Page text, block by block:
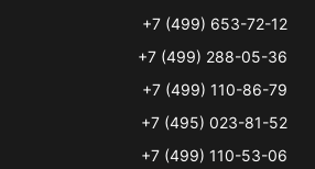
+7 (499) 653-72-12
+7 (499) 288-05-36
+7 (499) 110-86-79
+7 (495) 023-81-52
+7 (499) 110-53-06